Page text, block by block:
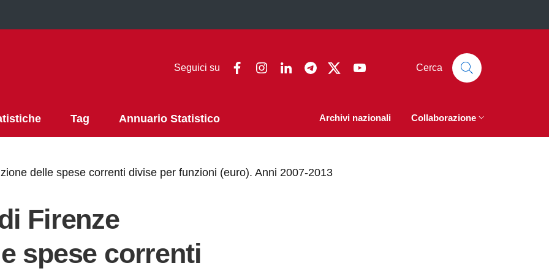
Seguici su FacebookInstagramLinkedinTelegram
Twitter Cerca
Tag Annuario Statistico Archivi nazionali Collaborazione
delle spese correnti divise per funzioni (euro). Anni 2007-2013
Firenze
spese correnti